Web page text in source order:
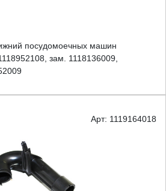
посудомоечных машин
зам. 1118136009,
Арт: 1119164018